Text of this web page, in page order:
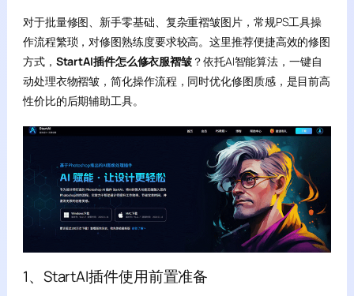
对于批量修图、新手零基础、复杂重褶皱图片，常规PS工具操
作流程繁琐，对修图熟练度要求较高。这里推荐便捷高效的修图
方式， StartAI插件怎么修衣服褶皱 ？依托AI智能算法，一键自
动处理衣物褶皱，简化操作流程，同时优化修图质感，是目前高
性价比的后期辅助工具。
1、StartAI插件使用前置准备